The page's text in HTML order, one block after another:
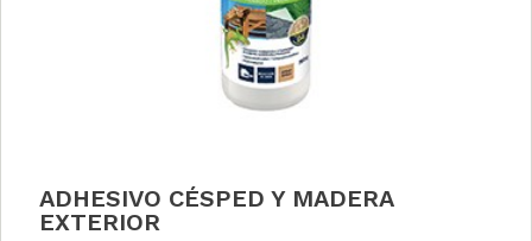
ADHESIVO CÉSPED Y MADERA
EXTERIOR